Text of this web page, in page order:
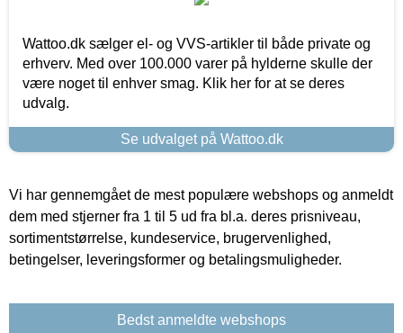
Wattoo.dk sælger el- og VVS-artikler til både private og
erhverv. Med over 100.000 varer på hylderne skulle der
være noget til enhver smag. Klik her for at se deres
udvalg.
Se udvalget på Wattoo.dk
Vi har gennemgået de mest populære webshops og anmeldt
dem med stjerner fra 1 til 5 ud fra bl.a. deres prisniveau,
sortimentstørrelse, kundeservice, brugervenlighed,
betingelser, leveringsformer og betalingsmuligheder.
Bedst anmeldte webshops